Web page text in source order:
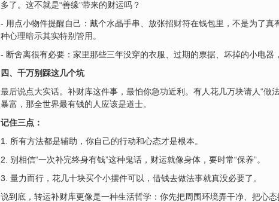
多了。这不就是“善缘”带来的财运吗？
- 用点小物件提醒自己：戴个水晶手串、放张招财符在钱包里，不是为了真
种心理暗示其实特别管用。
- 断舍离很有必要：家里那些三年没穿的衣服、过期的票据、坏掉的小电
四、千万别踩这几个坑
最后说点大实话。补财库这件事，最怕你急功近利。有人花几万块请人“
暴富，那全世界最有钱的人应该是道士。
记住三点：
1. 所有方法都是辅助，你自己的行动和心态才是根本。
2. 别相信“一次补完终身有钱”这种鬼话，财运就像身体，要时常“保养”。
3. 量力而行，花几十块买个小摆件可以，借钱去做法事就真没必要了。
说到底，转运补财库更像是一种生活哲学：你先把周围环境弄干净、把心